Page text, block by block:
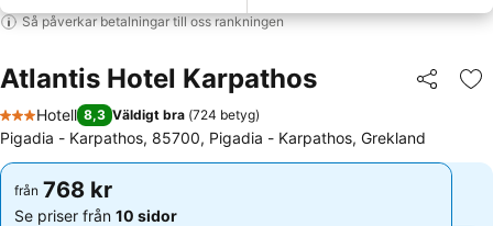
Så påverkar betalningar till oss rankningen
Atlantis Hotel Karpathos Dela
3 Stjärnor
Hotell 8,3 Väldigt bra (724 betyg)
Pigadia - Karpathos, 85700, Pigadia - Karpathos, Grekland
från 768 kr
Se priser från 10 sidor
från 768 kr
Se priser från 10 sidor